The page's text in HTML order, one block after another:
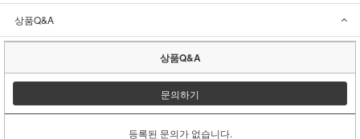
상품Q&A
상품Q&A
문의하기
등록된 문의가 없습니다.